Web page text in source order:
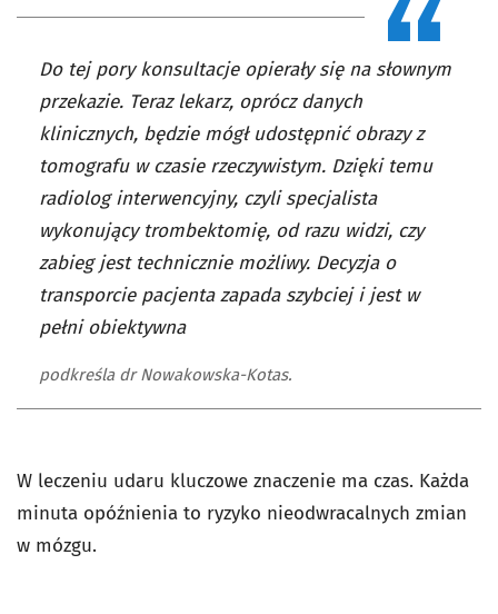
Do tej pory konsultacje opierały się na słownym
przekazie. Teraz lekarz, oprócz danych
klinicznych, będzie mógł udostępnić obrazy z
tomografu w czasie rzeczywistym. Dzięki temu
radiolog interwencyjny, czyli specjalista
wykonujący trombektomię, od razu widzi, czy
zabieg jest technicznie możliwy. Decyzja o
transporcie pacjenta zapada szybciej i jest w
pełni obiektywna
podkreśla dr Nowakowska-Kotas.
W leczeniu udaru kluczowe znaczenie ma czas. Każda
minuta opóźnienia to ryzyko nieodwracalnych zmian
w mózgu.